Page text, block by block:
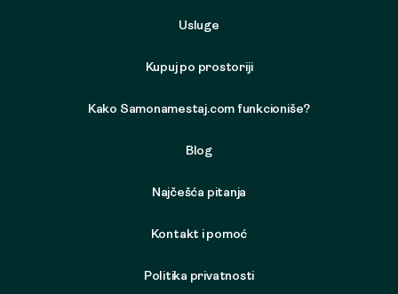
Usluge
Kupuj po prostoriji
Kako Samonamestaj.com funkcioniše?
Blog
Najčešća pitanja
Kontakt i pomoć
Politika privatnosti